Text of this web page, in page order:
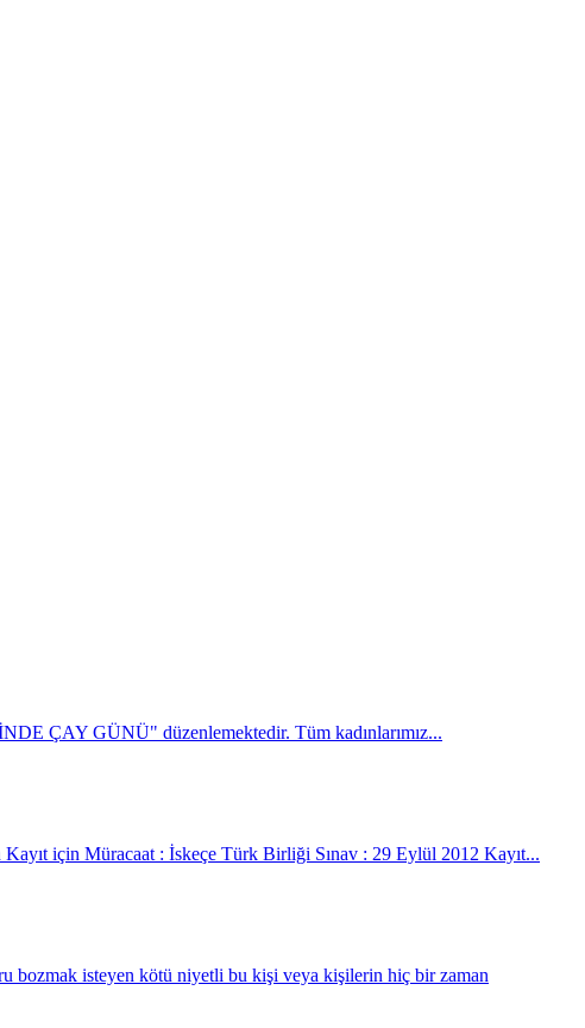
ÇAY GÜNÜ" düzenlemektedir. Tüm kadınlarımız...
için Müracaat : İskeçe Türk Birliği Sınav : 29 Eylül 2012 Kayıt...
bozmak isteyen kötü niyetli bu kişi veya kişilerin hiç bir zaman